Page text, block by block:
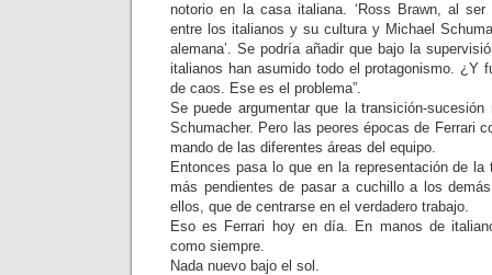
notorio en la casa italiana. ‘Ross Brawn, al
entre los italianos y su cultura y Michael
alemana’. Se podría añadir que bajo la
italianos han asumido todo el protagonismo. ¿Y
de caos. Ese es el problema”.
Se puede argumentar que la transición-
Schumacher. Pero las peores épocas de Ferrari
mando de las diferentes áreas del equipo.
Entonces pasa lo que en la representación de
más pendientes de pasar a cuchillo a los
ellos, que de centrarse en el verdadero trabajo.
Eso es Ferrari hoy en día. En manos de
como siempre.
Nada nuevo bajo el sol.